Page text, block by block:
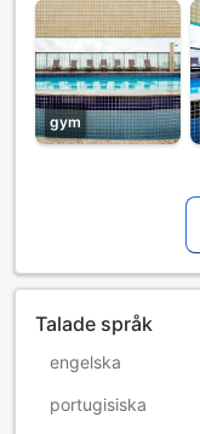
gym
Talade språk
engelska
portugisiska